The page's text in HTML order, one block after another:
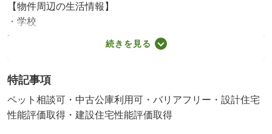
【物件周辺の生活情報】
・学校
栗山小学校（2,056m）、四街道北中学校（1,140m）
ア（1,326m）
・その他施設
四街道駅(JR東日本 総武本線)（2,740m）
続きを見る
特記事項
ペット相談可・中古公庫利用可・バリアフリー・設計住宅
性能評価取得・建設住宅性能評価取得